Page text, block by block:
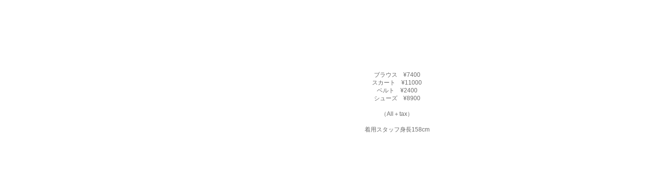
ブラウス ¥7400
スカート ¥11000
ベルト ¥2400
シューズ ¥8900
（All＋tax）
着用スタッフ身長158cm